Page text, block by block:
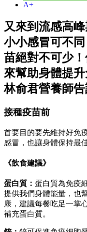
A+
又來到流感高
小小感冒可不
苗絕對不可少
來幫助身體提
林俞君營養師告
接種疫苗前
首要目的要先維持好免
感冒，也讓身體保持最
《飲食建議》
蛋白質： 蛋白質為免疫
提供我們身體能量，也
康，建議每餐吃足一掌
補充蛋白質。